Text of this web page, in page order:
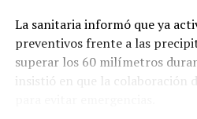
riesgo y entregar información
proteger a las comunidades.
Según la evaluación técnica del
La sanitaria informó que ya
preventivos frente a las
superar los 60 milímetros
insistió en que la colaboración